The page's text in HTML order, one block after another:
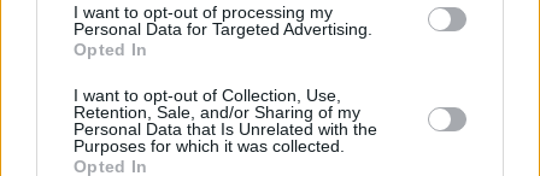
I want to opt-out of processing my
Personal Data for Targeted Advertising.
Opted In
I want to opt-out of Collection, Use,
Retention, Sale, and/or Sharing of my
Personal Data that Is Unrelated with the
Purposes for which it was collected.
Opted In